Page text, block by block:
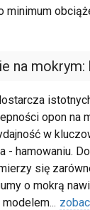
minimum
na mokrym:
opon na
w
- hamowaniu.
się
o mokrą
modelem...